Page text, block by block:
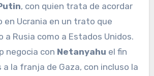
, con quien trata de acordar
en Ucrania en un trato que
Rusia como a Estados Unidos.
negocia con Netanyahu el fin
la franja de Gaza, con incluso la